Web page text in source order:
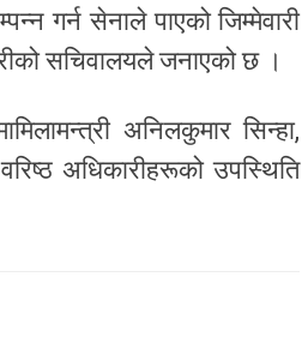
गर्न सेनाले पाएको जिम्मेवारी
सचिवालयले जनाएको छ ।
अनिलकुमार सिन्हा,
अधिकारीहरूको उपस्थिति